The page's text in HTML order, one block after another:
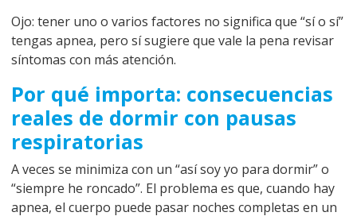
Ojo: tener uno o varios factores no significa que “sí o sí”
tengas apnea, pero sí sugiere que vale la pena revisar
síntomas con más atención.
Por qué importa: consecuencias
reales de dormir con pausas
respiratorias
A veces se minimiza con un “así soy yo para dormir” o
“siempre he roncado”. El problema es que, cuando hay
apnea, el cuerpo puede pasar noches completas en un